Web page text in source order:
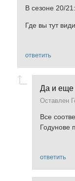
В сезоне 20/
Где вы тут
ответить
Да и еще
Оставлен
Все
Годунове
ответить